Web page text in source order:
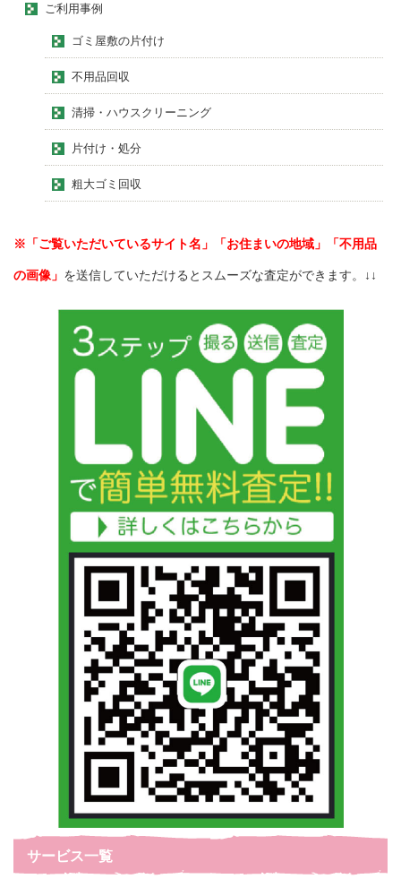
ご利用事例
ゴミ屋敷の片付け
不用品回収
清掃・ハウスクリーニング
片付け・処分
粗大ゴミ回収
※「ご覧いただいているサイト名」「お住まいの地域」「不用品
の画像」 を送信していただけるとスムーズな査定ができます。↓↓
サービス一覧